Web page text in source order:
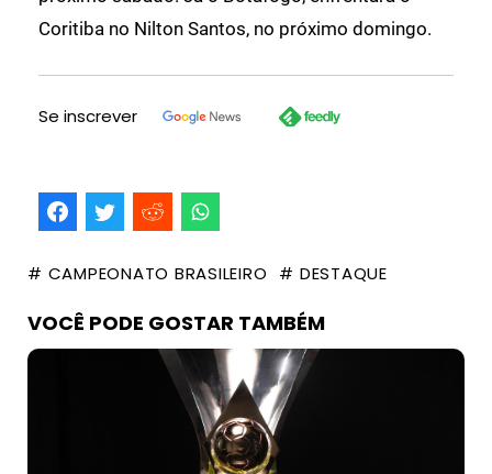
Coritiba no Nilton Santos, no próximo domingo.
Se inscrever
# CAMPEONATO BRASILEIRO # DESTAQUE
VOCÊ PODE GOSTAR TAMBÉM